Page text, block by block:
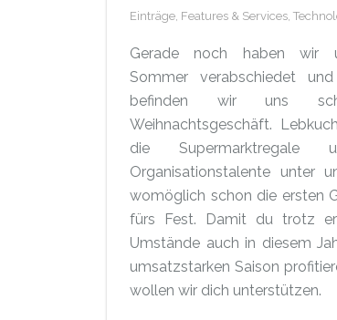
Einträge, Features & Services,
Gerade noch haben wir
Sommer verabschiedet
befinden wir uns
Weihnachtsgeschäft.
die Supermarktregale
Organisationstalente unter
womöglich schon die ersten
fürs Fest. Damit du trotz
Umstände auch in diesem
umsatzstarken Saison
wollen wir dich unterstützen.